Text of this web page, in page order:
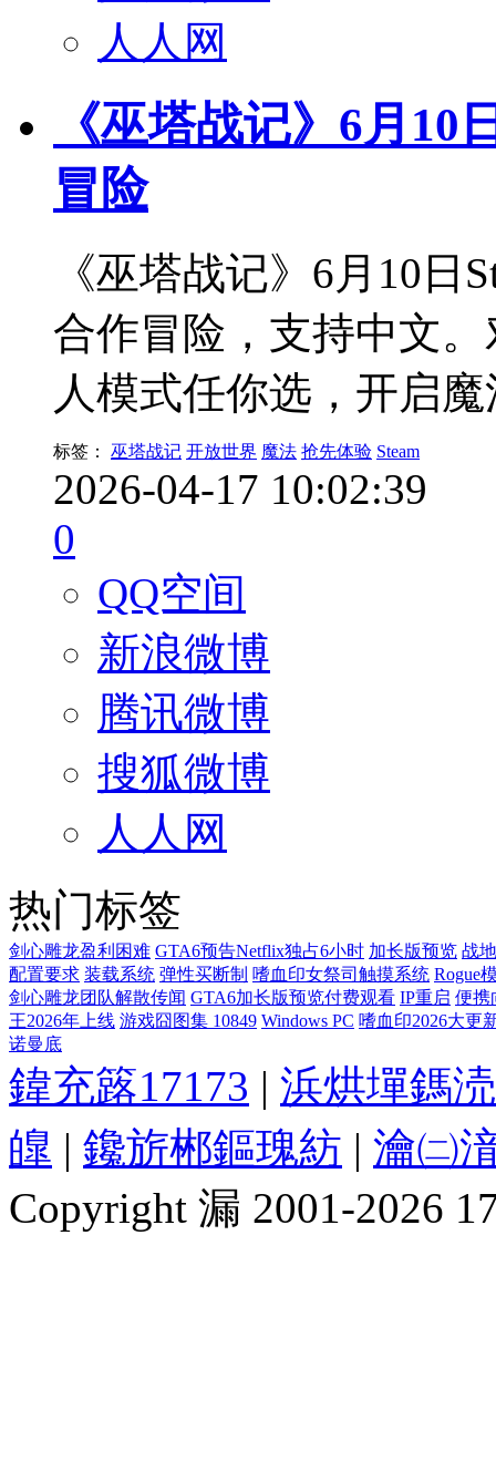
人人网
《巫塔战记》6月
冒险
《巫塔战记》6月10日
合作冒险，支持中文
人模式任你选，开启
标签： 巫塔战记 开放世界 魔法 抢先体验 Steam
2026-04-17 10:02:39
0
QQ空间
新浪微博
腾讯微博
搜狐微博
人人网
热门标签
剑心雕龙盈利困难 GTA6预告Netflix独占6小时 加长版预览 战
配置要求 装载系统 弹性买断制 嗜血印女祭司触摸系统 Rogue
剑心雕龙团队解散传闻 GTA6加长版预览付费观看 IP重启 便携
王2026年上线 游戏囧图集 10849 Windows PC 嗜血印2026大更
诺曼底
鍏充簬17173 | 浜烘墠鎷
皥 | 鑱旂郴鏂瑰紡 | 瀹㈡
Copyright 漏 2001-2026